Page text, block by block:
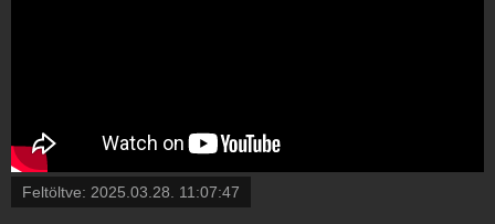
Feltöltve: 2025.03.28. 11:07:47